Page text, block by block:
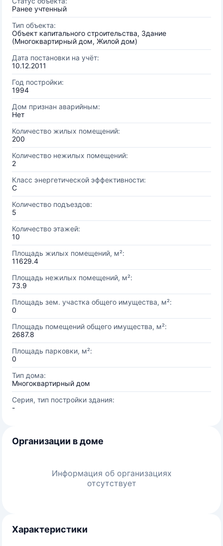
Ранее учтенный
Тип объекта:
Объект капитального строительства, Здание
(Многоквартирный дом, Жилой дом)
Дата постановки на учёт:
10.12.2011
Год постройки:
1994
Дом признан аварийным:
Нет
Количество жилых помещений:
200
Количество нежилых помещений:
2
Класс энергетической эффективности:
C
Количество подъездов:
5
Количество этажей:
10
Площадь жилых помещений, м²:
11629.4
Площадь нежилых помещений, м²:
73.9
Площадь зем. участка общего имущества, м²:
0
Площадь помещений общего имущества, м²:
2687.8
Площадь парковки, м²:
0
Тип дома:
Многоквартирный дом
Серия, тип постройки здания:
-
Организации в доме
Информация об организациях
отсутствует
Характеристики